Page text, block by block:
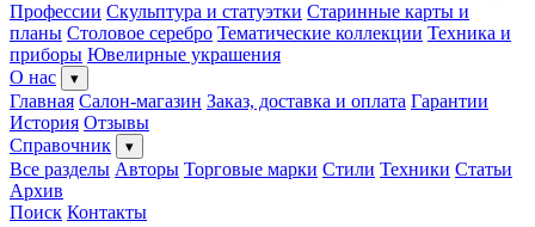
Профессии Скульптура и статуэтки Старинные карты и
планы Столовое серебро Тематические коллекции Техника и
приборы Ювелирные украшения
О нас
▾
Главная Салон-магазин Заказ, доставка и оплата Гарантии
История Отзывы
Справочник
▾
Все разделы Авторы Торговые марки Стили Техники Статьи
Архив
Поиск Контакты